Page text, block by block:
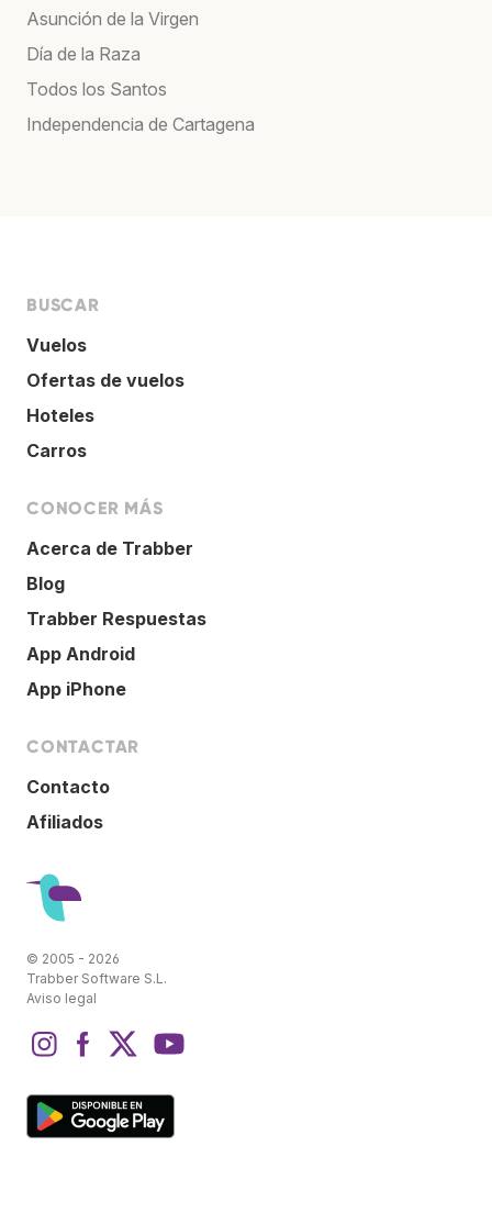
Asunción de la Virgen
Día de la Raza
Todos los Santos
Independencia de Cartagena
BUSCAR
Vuelos
Ofertas de vuelos
Hoteles
Carros
CONOCER MÁS
Acerca de Trabber
Blog
Trabber Respuestas
App Android
App iPhone
CONTACTAR
Contacto
Afiliados
© 2005 - 2026
Trabber Software S.L.
Aviso legal